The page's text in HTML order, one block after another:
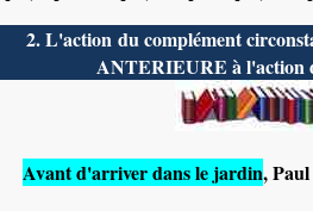
2. L'action du complément
ANTERIEURE à l'action
Avant d'arriver dans le jardin,